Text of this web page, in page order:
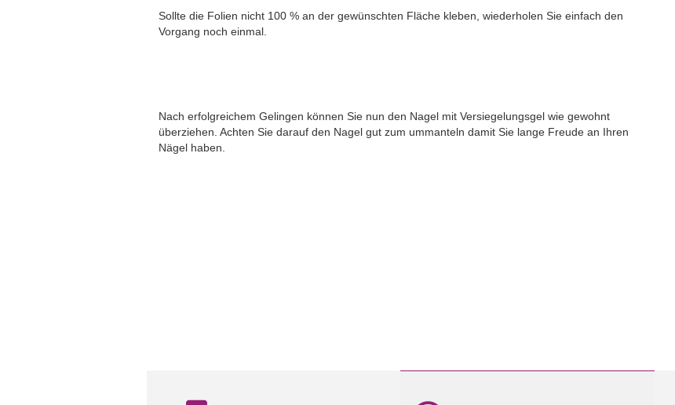
Sollte die Folien nicht 100 % an der gewünschten Fläche kleben, wiederholen Sie einfach den
Vorgang noch einmal.
Nach erfolgreichem Gelingen können Sie nun den Nagel mit Versiegelungsgel wie gewohnt
überziehen. Achten Sie darauf den Nagel gut zum ummanteln damit Sie lange Freude an Ihren
Nägel haben.